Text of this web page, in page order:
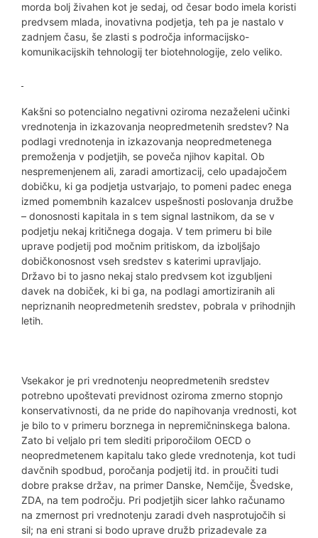
morda bolj živahen kot je sedaj, od česar bodo imela koristi
predvsem mlada, inovativna podjetja, teh pa je nastalo v
zadnjem času, še zlasti s področja informacijsko-
komunikacijskih tehnologij ter biotehnologije, zelo veliko.
Kakšni so potencialno negativni oziroma nezaželeni učinki
vrednotenja in izkazovanja neopredmetenih sredstev? Na
podlagi vrednotenja in izkazovanja neopredmetenega
premoženja v podjetjih, se poveča njihov kapital. Ob
nespremenjenem ali, zaradi amortizacij, celo upadajočem
dobičku, ki ga podjetja ustvarjajo, to pomeni padec enega
izmed pomembnih kazalcev uspešnosti poslovanja družbe
– donosnosti kapitala in s tem signal lastnikom, da se v
podjetju nekaj kritičnega dogaja. V tem primeru bi bile
uprave podjetij pod močnim pritiskom, da izboljšajo
dobičkonosnost vseh sredstev s katerimi upravljajo.
Državo bi to jasno nekaj stalo predvsem kot izgubljeni
davek na dobiček, ki bi ga, na podlagi amortiziranih ali
nepriznanih neopredmetenih sredstev, pobrala v prihodnjih
letih.
Vsekakor je pri vrednotenju neopredmetenih sredstev
potrebno upoštevati previdnost oziroma zmerno stopnjo
konservativnosti, da ne pride do napihovanja vrednosti, kot
je bilo to v primeru borznega in nepremičninskega balona.
Zato bi veljalo pri tem slediti priporočilom OECD o
neopredmetenem kapitalu tako glede vrednotenja, kot tudi
davčnih spodbud, poročanja podjetij itd. in proučiti tudi
dobre prakse držav, na primer Danske, Nemčije, Švedske,
ZDA, na tem področju. Pri podjetjih sicer lahko računamo
na zmernost pri vrednotenju zaradi dveh nasprotujočih si
sil; na eni strani si bodo uprave družb prizadevale za